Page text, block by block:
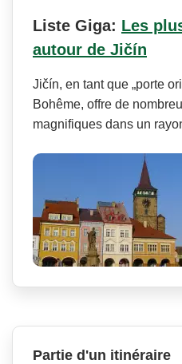
Liste Giga: Les
autour de Jičín
Jičín, en tant que „porte
Bohême, offre de
magnifiques dans un
Partie d'un itinéraire